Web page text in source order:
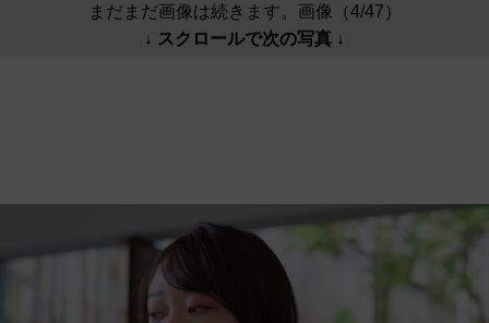
まだまだ画像は続きます。画像（4/47）
↓ スクロールで次の写真 ↓